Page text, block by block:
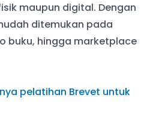
maupun digital. Dengan
ditemukan pada
buku, hingga marketplace
pelatihan Brevet untuk